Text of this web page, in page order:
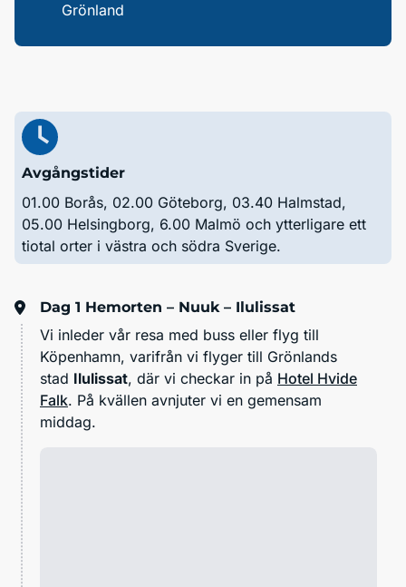
Grönland
Avgångstider
01.00 Borås, 02.00 Göteborg, 03.40 Halmstad,
05.00 Helsingborg, 6.00 Malmö och ytterligare ett
tiotal orter i västra och södra Sverige.
Dag 1 Hemorten – Nuuk – Ilulissat
Vi inleder vår resa med buss eller flyg till
Köpenhamn, varifrån vi flyger till Grönlands
stad Ilulissat, där vi checkar in på Hotel Hvide
Falk. På kvällen avnjuter vi en gemensam
middag.